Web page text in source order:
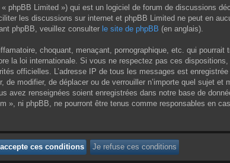
phpBB Limited ») qui est un logiciel de forum de discussions
les discussions sur internet et phpBB Limited ne peut en
phpBB, veuillez consulter le site de phpBB (en anglais).
choquant, menaçant, pornographique, etc. qui
la loi internationale. Si vous ne respectez pas ces
officielles. L’adresse IP de tous les messages est
modifier, de déplacer ou de verrouiller n’importe quel sujet
avez renseignées soient enregistrées dans notre base de
», ni phpBB, ne pourront être tenus comme responsables en